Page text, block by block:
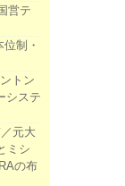
営テ
制・
トン
システ
元大
ミシ
の布